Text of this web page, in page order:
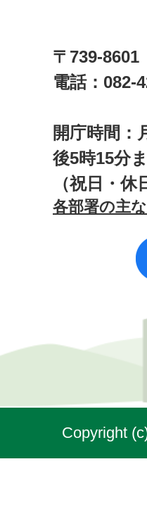
〒739-
電話：082-
開庁時間：
後5時15分
（祝日・
各部署の主
Copyright